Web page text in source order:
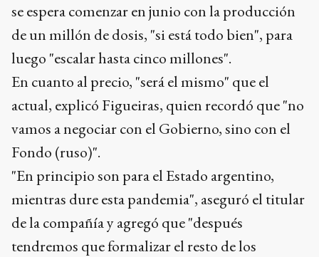
se espera comenzar en junio con la producción
de un millón de dosis, "si está todo bien", para
luego "escalar hasta cinco millones".
En cuanto al precio, "será el mismo" que el
actual, explicó Figueiras, quien recordó que "no
vamos a negociar con el Gobierno, sino con el
Fondo (ruso)".
"En principio son para el Estado argentino,
mientras dure esta pandemia", aseguró el titular
de la compañía y agregó que "después
tendremos que formalizar el resto de los